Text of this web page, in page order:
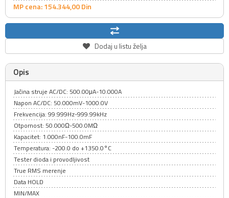
MP cena: 154.344,00Din
Dodaj u listu želja
Opis
Jačina struje AC/DC: 500.00μA-10.000A
Napon AC/DC: 50.000mV-1000.0V
Frekvencija: 99.999Hz-999.99kHz
Otpornost: 50.000Ω-500.0MΩ
Kapacitet: 1.000nF-100.0mF
Temperatura: -200.0 do +1350.0°C
Tester dioda i provodljivost
True RMS merenje
Data HOLD
MIN/MAX